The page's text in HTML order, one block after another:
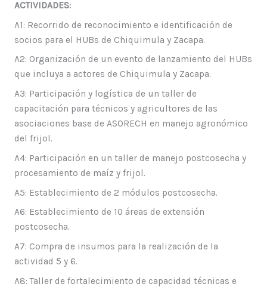
ACTIVIDADES:
A1: Recorrido de reconocimiento e identificación de
socios para el HUBs de Chiquimula y Zacapa.
A2: Organización de un evento de lanzamiento del HUBs
que incluya a actores de Chiquimula y Zacapa.
A3: Participación y logística de un taller de
capacitación para técnicos y agricultores de las
asociaciones base de ASORECH en manejo agronómico
del frijol.
A4: Participación en un taller de manejo postcosecha y
procesamiento de maíz y frijol.
A5: Establecimiento de 2 módulos postcosecha.
A6: Establecimiento de 10 áreas de extensión
postcosecha.
A7: Compra de insumos para la realización de la
actividad 5 y 6.
A8: Taller de fortalecimiento de capacidad técnicas e